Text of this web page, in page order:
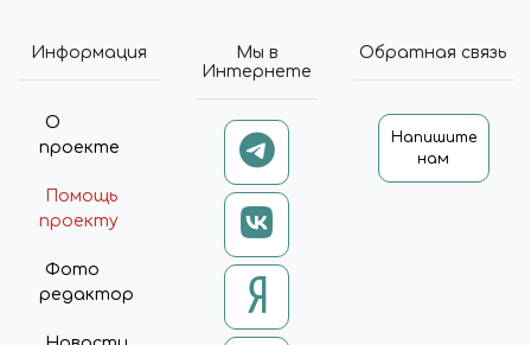
Информация
О
проекте
Помощь
проекту
Фото
редактор
Мы в
Интернете
Обратная связь
Напишите
нам